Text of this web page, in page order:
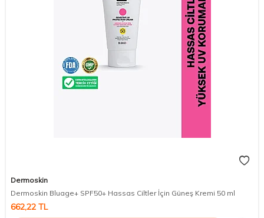
Dermoskin
Dermoskin Bluage+ SPF50+ Hassas Ciltler İçin Güneş Kremi 50 ml
662,22 TL